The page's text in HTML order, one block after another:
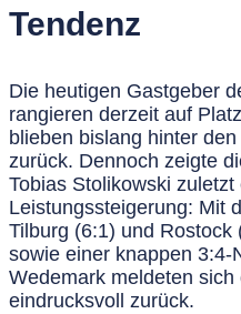
Tendenz
Die heutigen Gastgeber
rangieren derzeit auf
blieben bislang hinter
zurück. Dennoch zeigte
Tobias Stolikowski zuletzt
Leistungssteigerung: Mit
Tilburg (6:1) und Rostock
sowie einer knappen 3:4-
Wedemark meldeten
eindrucksvoll zurück.